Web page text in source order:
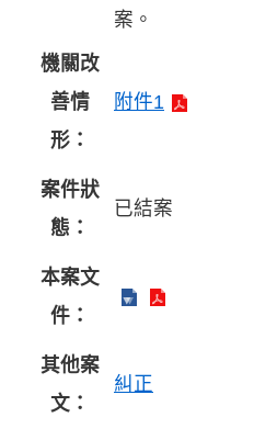
案。
機關改
善情
形：
附件1
案件狀
態：
已結案
本案文
件：
其他案
文：
糾正